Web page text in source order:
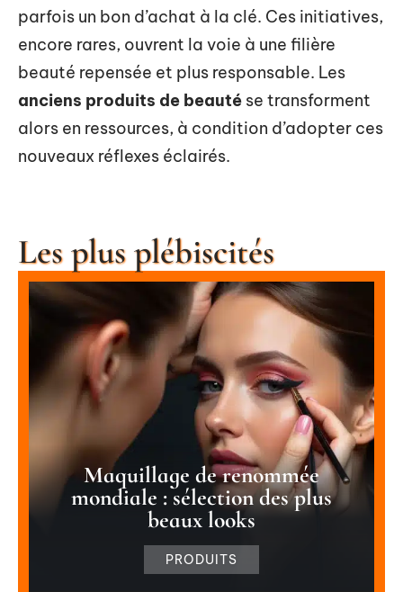
parfois un bon d’achat à la clé. Ces initiatives,
encore rares, ouvrent la voie à une filière
beauté repensée et plus responsable. Les
anciens produits de beauté se transforment
alors en ressources, à condition d’adopter ces
nouveaux réflexes éclairés.
Les plus plébiscités
Maquillage de renommée
mondiale : sélection des plus
beaux looks
PRODUITS